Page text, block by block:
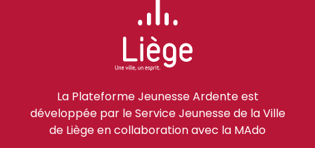
La Plateforme Jeunesse Ardente est
développée par le Service Jeunesse de la Ville
de Liège en collaboration avec la MAdo